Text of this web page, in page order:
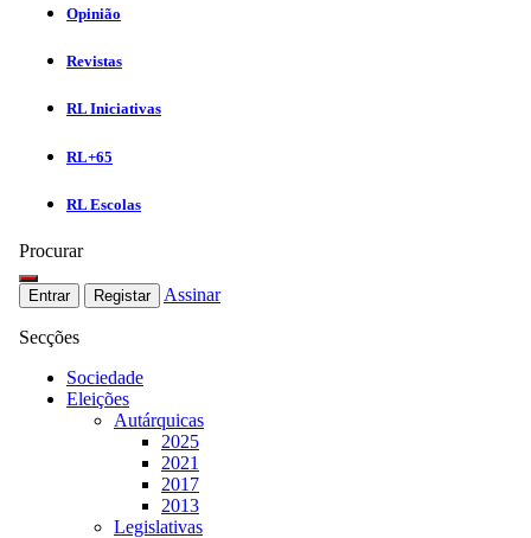
Opinião
Revistas
RL Iniciativas
RL+65
RL Escolas
Procurar
Entrar Registar Assinar
Secções
Sociedade
Eleições
Autárquicas
2025
2021
2017
2013
Legislativas